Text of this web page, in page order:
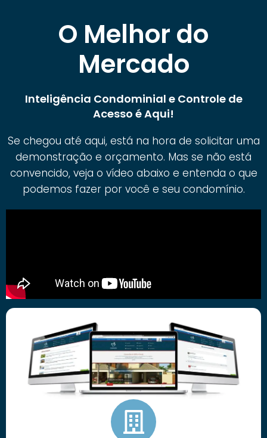
O Melhor do
Mercado
Inteligência Condominial e Controle de
Acesso é Aqui!
Se chegou até aqui, está na hora de solicitar uma
demonstração e orçamento. Mas se não está
convencido, veja o vídeo abaixo e entenda o que
podemos fazer por você e seu condomínio.